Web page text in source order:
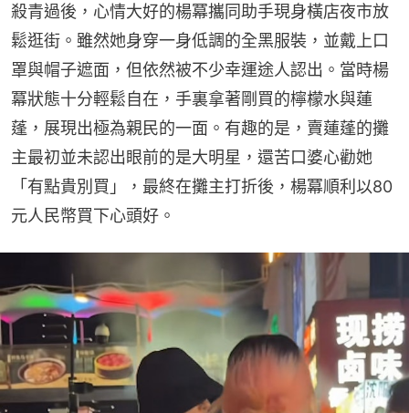
殺青過後，心情大好的楊冪攜同助手現身橫店夜市放
鬆逛街。雖然她身穿一身低調的全黑服裝，並戴上口
罩與帽子遮面，但依然被不少幸運途人認出。當時楊
冪狀態十分輕鬆自在，手裏拿著剛買的檸檬水與蓮
蓬，展現出極為親民的一面。有趣的是，賣蓮蓬的攤
主最初並未認出眼前的是大明星，還苦口婆心勸她
「有點貴別買」，最終在攤主打折後，楊冪順利以80
元人民幣買下心頭好。